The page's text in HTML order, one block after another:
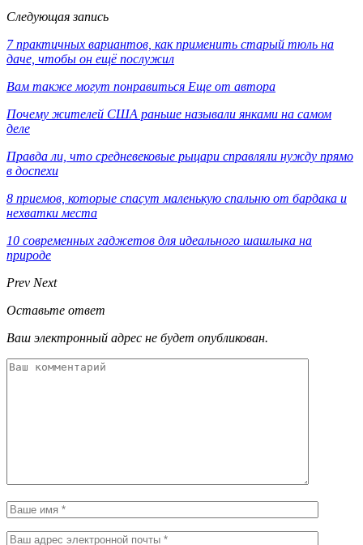
Следующая запись
7 практичных вариантов, как применить старый тюль на
даче, чтобы он ещё послужил
Вам также могут понравиться Еще от автора
Почему жителей США раньше называли янками на самом
деле
Правда ли, что средневековые рыцари справляли нужду прямо
в доспехи
8 приемов, которые спасут маленькую спальню от бардака и
нехватки места
10 современных гаджетов для идеального шашлыка на
природе
Prev Next
Оставьте ответ
Ваш электронный адрес не будет опубликован.